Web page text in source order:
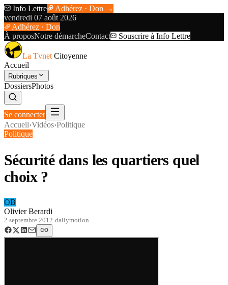
Info Lettre
Adhérez · Don →
vendredi 07 août 2026
Adhérez · Don
À proposNotre démarcheContact Souscrire à Info Lettre
La Tvnet Citoyenne
Accueil
Rubriques
DossiersPhotos
Se connecter
Accueil›Vidéos›Politique
Politique
Sécurité dans les quartiers quel
choix ?
OB
Olivier Berardi
2 septembre 2012·dailymotion